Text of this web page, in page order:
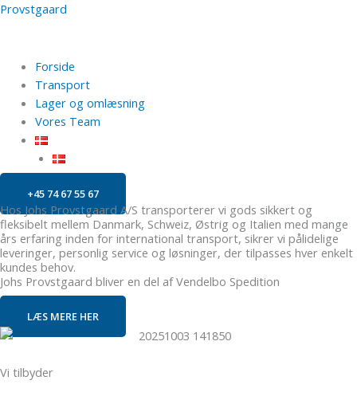
Gå
Provstgaard
Menu
Forside
Transport
Lager og omlæsning
Vores Team
+45 74 67 55 67
Hos Johs Provstgaard A/S transporterer vi gods sikkert og
fleksibelt mellem Danmark, Schweiz, Østrig og Italien med mange
års erfaring inden for international transport, sikrer vi pålidelige
leveringer, personlig service og løsninger, der tilpasses hver enkelt
kundes behov.
Johs Provstgaard bliver en del af Vendelbo Spedition
LÆS MERE HER
Vi tilbyder